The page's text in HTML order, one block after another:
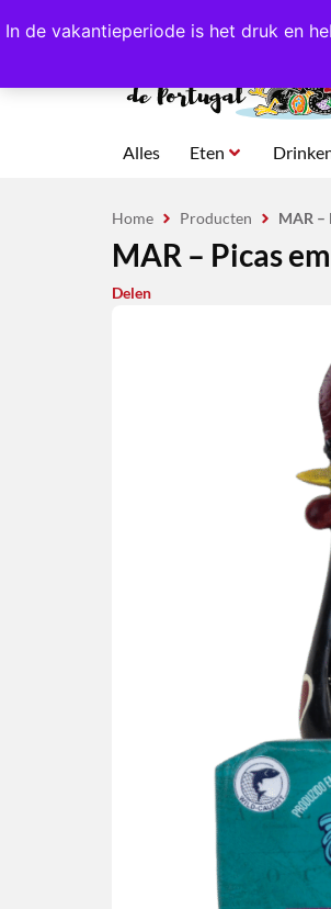
In de vakantieperiode is het druk en
4,8/5,0 sterren beoordeeld!
Alles Eten
Home Producten MAR –
MAR – Picas
Delen